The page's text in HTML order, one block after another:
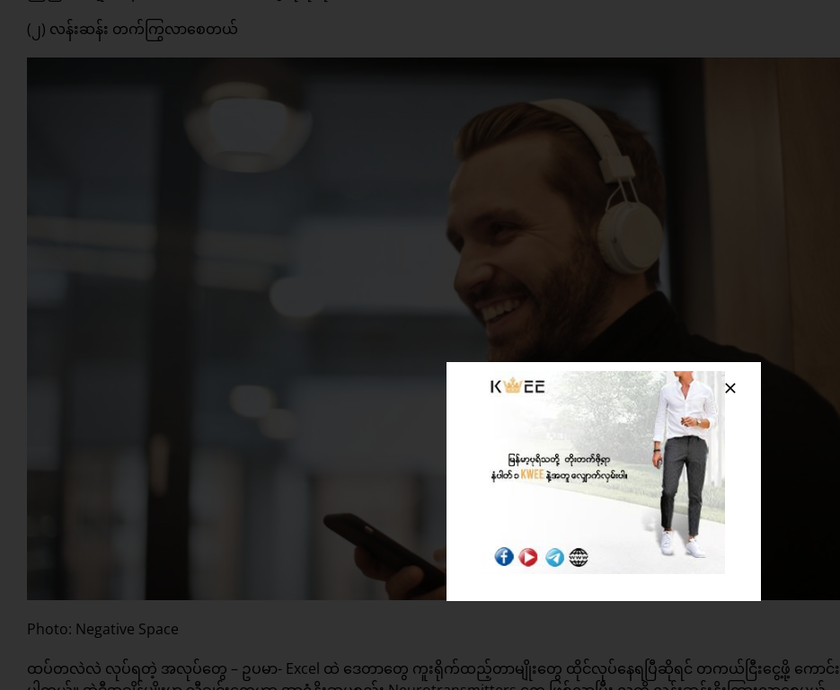
(၂) လန်းဆန်း တက်ကြွလာစေတယ်
Photo: Negative Space
ထပ်တလဲလဲ လုပ်ရတဲ့ အလုပ်တွေ – ဥပမာ- Excel ထဲ ဒေတာတွေ ကူးရိုက်ထည့်တာမျိုးတွေ ထိုင်လုပ်နေရပြီဆိုရင် တကယ်ငြီးငွေ့ဖို့ ကောင်း